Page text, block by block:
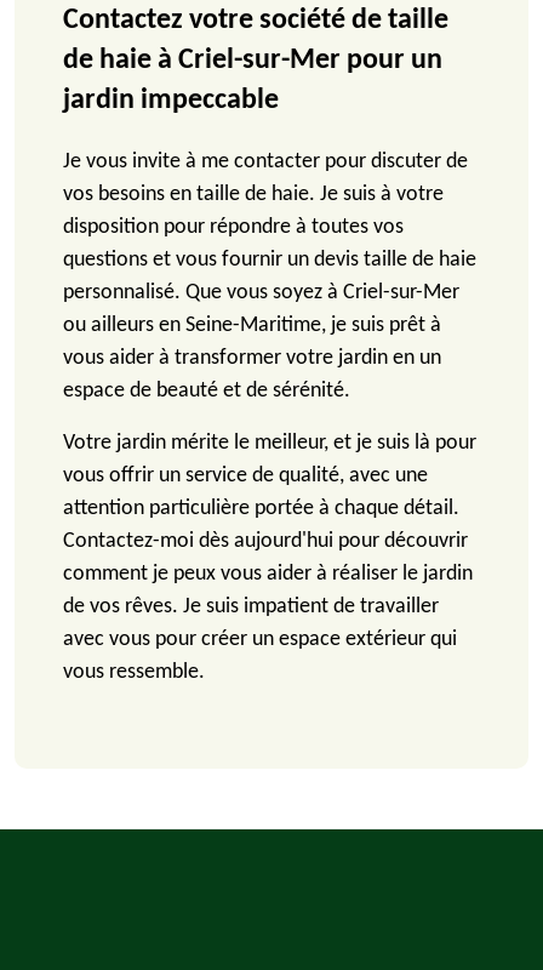
Contactez votre société de taille
de haie à Criel-sur-Mer pour un
jardin impeccable
Je vous invite à me contacter pour discuter de
vos besoins en taille de haie. Je suis à votre
disposition pour répondre à toutes vos
questions et vous fournir un devis taille de haie
personnalisé. Que vous soyez à Criel-sur-Mer
ou ailleurs en Seine-Maritime, je suis prêt à
vous aider à transformer votre jardin en un
espace de beauté et de sérénité.
Votre jardin mérite le meilleur, et je suis là pour
vous offrir un service de qualité, avec une
attention particulière portée à chaque détail.
Contactez-moi dès aujourd'hui pour découvrir
comment je peux vous aider à réaliser le jardin
de vos rêves. Je suis impatient de travailler
avec vous pour créer un espace extérieur qui
vous ressemble.